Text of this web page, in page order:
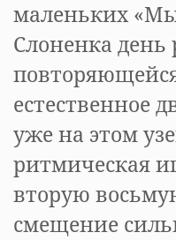
маленьких «Мы
Слоненка
естественное
уже на этом
ритмическая
вторую
смещение